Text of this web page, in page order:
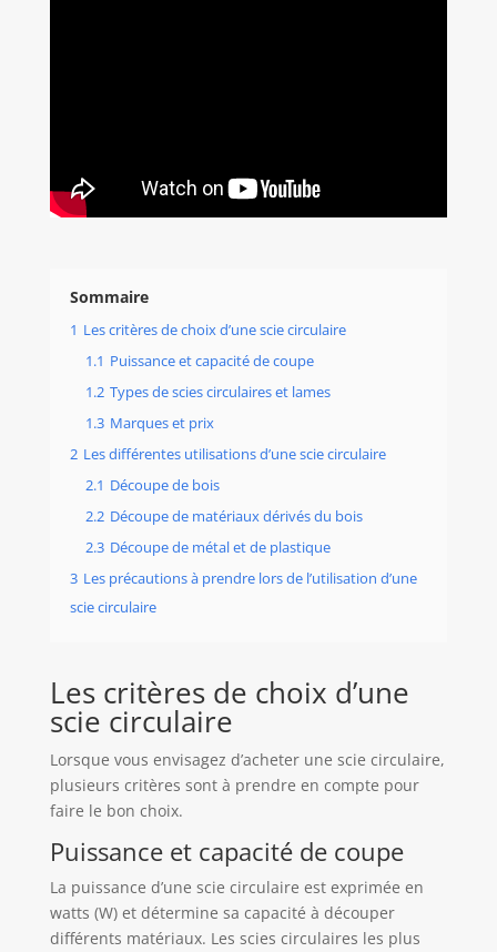
Sommaire
1 Les critères de choix d’une scie circulaire
1.1 Puissance et capacité de coupe
1.2 Types de scies circulaires et lames
1.3 Marques et prix
2 Les différentes utilisations d’une scie circulaire
2.1 Découpe de bois
2.2 Découpe de matériaux dérivés du bois
2.3 Découpe de métal et de plastique
3 Les précautions à prendre lors de l’utilisation d’une
scie circulaire
Les critères de choix d’une
scie circulaire
Lorsque vous envisagez d’acheter une scie circulaire,
plusieurs critères sont à prendre en compte pour
faire le bon choix.
Puissance et capacité de coupe
La puissance d’une scie circulaire est exprimée en
watts (W) et détermine sa capacité à découper
différents matériaux. Les scies circulaires les plus